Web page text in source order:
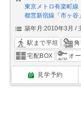
東京メトロ有楽町線
都営新宿線 「市ヶ谷
築年月:2010年3月
駅まで平坦
宅配BOX
オ
見学予約